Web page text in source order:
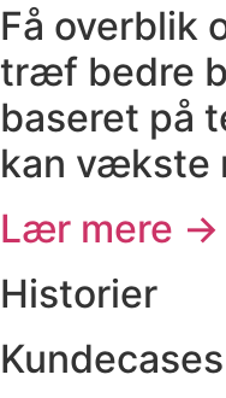
Få overblik
træf bedre
baseret på
kan vækste
Lær mere →
Historier
Kundecases